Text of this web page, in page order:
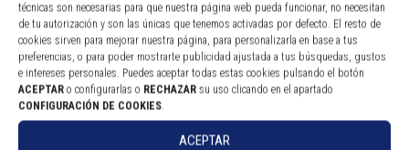
técnicas son necesarias para que nuestra página web pueda funcionar, no necesitan
de tu autorización y son las únicas que tenemos activadas por defecto. El resto de
cookies sirven para mejorar nuestra página, para personalizarla en base a tus
preferencias, o para poder mostrarte publicidad ajustada a tus búsquedas, gustos
e intereses personales. Puedes aceptar todas estas cookies pulsando el botón
ACEPTAR o configurarlas o RECHAZAR su uso clicando en el apartado
CONFIGURACIÓN DE COOKIES.
ACEPTAR